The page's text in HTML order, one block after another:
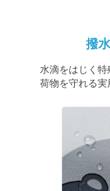
撥
水滴をはじく
荷物を守れる実